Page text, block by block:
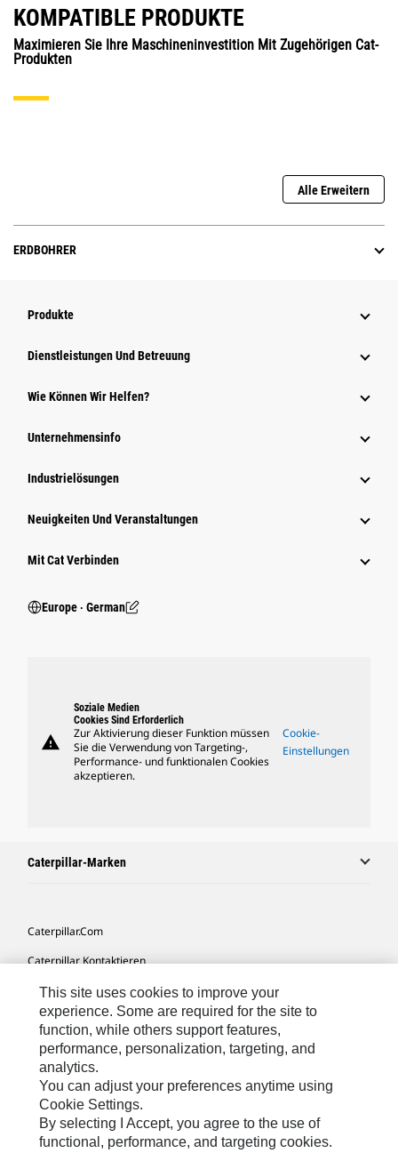
KOMPATIBLE PRODUKTE
Maximieren Sie Ihre Maschineninvestition Mit Zugehörigen Cat-
Produkten
Alle Erweitern
ERDBOHRER
Produkte
Dienstleistungen Und Betreuung
Wie Können Wir Helfen?
Unternehmensinfo
Industrielösungen
Neuigkeiten Und Veranstaltungen
Mit Cat Verbinden
Europe ‧ German
warning
Soziale Medien
Cookies Sind Erforderlich
Zur Aktivierung dieser Funktion müssen
Sie die Verwendung von Targeting-,
Performance- und funktionalen Cookies
akzeptieren.
Cookie-
Einstellungen
Caterpillar-Marken
Caterpillar.com
Caterpillar Kontaktieren
Meine Marketing-Präferenzen
Seitenübersicht
Cookie Settings
Rechtliche Hinweise
Datenschutz
This site uses cookies to improve your
experience. Some are required for the site to
function, while others support features,
performance, personalization, targeting, and
analytics.
You can adjust your preferences anytime using
Cookie Settings.
By selecting I Accept, you agree to the use of
functional, performance, and targeting cookies.